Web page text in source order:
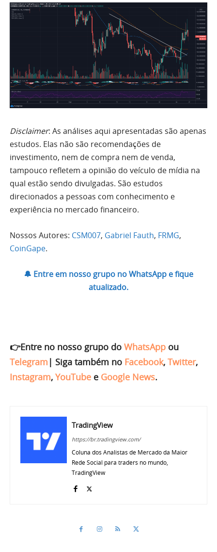
Disclaimer: As análises aqui apresentadas são apenas
estudos. Elas não são recomendações de
investimento, nem de compra nem de venda,
tampouco refletem a opinião do veículo de mídia na
qual estão sendo divulgadas. São estudos
direcionados a pessoas com conhecimento e
experiência no mercado financeiro.
Nossos Autores: CSM007, Gabriel Fauth, FRMG,
CoinGape.
🔔 Entre em nosso grupo no WhatsApp e fique
atualizado.
👉Entre no nosso grupo do WhatsApp ou
Telegram | Siga também no Facebook, Twitter,
Instagram, YouTube e Google News.
TradingView
https://br.tradingview.com/
Coluna dos Analistas de Mercado da Maior
Rede Social para traders no mundo,
TradingView